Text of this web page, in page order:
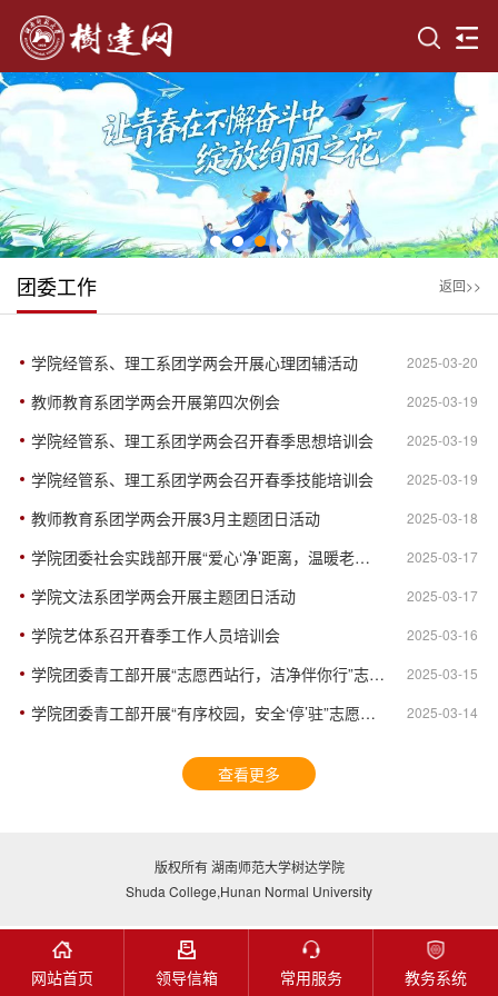
团委工作 返回>>
2025-03-20
学院经管系、理工系团学两会开展心理团辅活动
2025-03-19
教师教育系团学两会开展第四次例会
2025-03-19
学院经管系、理工系团学两会召开春季思想培训会
2025-03-19
学院经管系、理工系团学两会召开春季技能培训会
2025-03-18
教师教育系团学两会开展3月主题团日活动
2025-03-17
学院团委社会实践部开展“爱心‘净’距离，温暖老人心”志愿活动
2025-03-17
学院文法系团学两会开展主题团日活动
2025-03-16
学院艺体系召开春季工作人员培训会
2025-03-15
学院团委青工部开展“志愿西站行，洁净伴你行”志愿活动
2025-03-14
学院团委青工部开展“有序校园，安全‘停’驻”志愿活动
查看更多
版权所有 湖南师范大学树达学院
Shuda College,Hunan Normal University
网站首页 领导信箱 常用服务 教务系统